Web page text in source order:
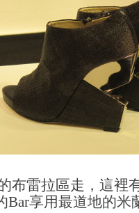
布雷拉區走，這裡
Bar享用最道地的米